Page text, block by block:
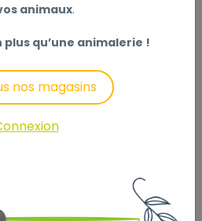
de toute taille durant la
riches en Oméga 6
de chondroïtine : 220 mg/kg
A, D, E, Taurine
8-10 mm de diamètre,
animaux.
plus qu’une animalerie !
nos magasins